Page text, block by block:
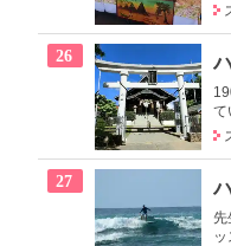
26
て
27